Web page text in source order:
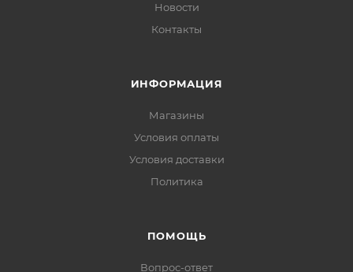
Новости
Контакты
ИНФОРМАЦИЯ
Магазины
Условия оплаты
Условия доставки
Политика
ПОМОЩЬ
Вопрос-ответ